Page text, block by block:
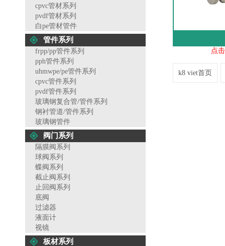
cpvc管材系列
pvdf管材系列
白pe管材管件
管件系列
frpp/pp管件系列
pph管件系列
uhmwpe/pe管件系列
cpvc管件系列
pvdf管件系列
玻璃钢复合管/管件系列
钢衬管道/管件系列
玻璃钢管件
阀门系列
隔膜阀系列
球阀系列
蝶阀系列
截止阀系列
止回阀系列
底阀
过滤器
液面计
视镜
板材系列
点
k8 viet首页